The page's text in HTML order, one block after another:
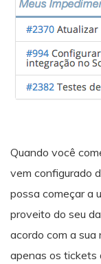
Quando você
vem configurado
possa começar a
proveito do seu
acordo com a sua
apenas os tickets